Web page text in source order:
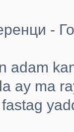
-
adam
ay ma